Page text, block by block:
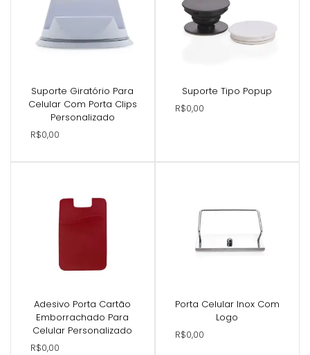
Suporte Giratório Para
Celular Com Porta Clips
Personalizado
R$0,00
Suporte Tipo Popup
R$0,00
Adesivo Porta Cartão
Emborrachado Para
Celular Personalizado
R$0,00
Porta Celular Inox Com
Logo
R$0,00